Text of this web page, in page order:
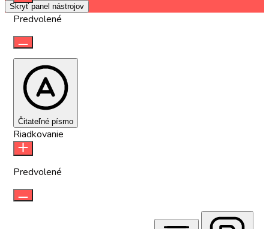
Skryť panel nástrojov
Predvolené
Čitateľné písmo
Riadkovanie
Predvolené